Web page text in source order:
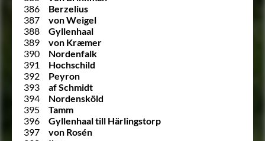
386
Berzelius
387
von Weigel
388
Gyllenhaal
389
von Kræmer
390
Nordenfalk
391
Hochschild
392
Peyron
393
af Schmidt
394
Nordensköld
395
Tamm
396
Gyllenhaal till Härlingstorp
397
von Rosén